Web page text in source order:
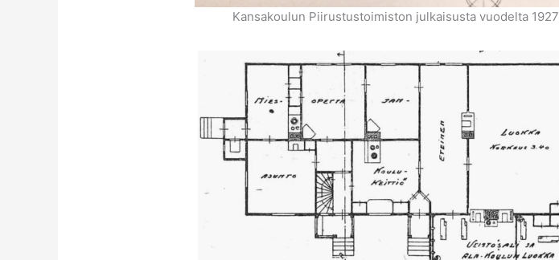
Kansakoulun Piirustustoimiston julkaisusta vuodelta 1927